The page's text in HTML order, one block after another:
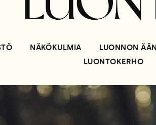
NÄKÖKULMIA LUONNON
LUONTOKERHO